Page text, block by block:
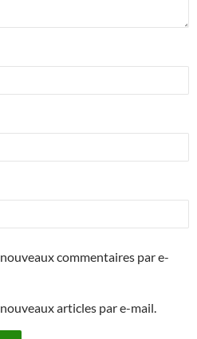
commentaires par e-
articles par e-mail.